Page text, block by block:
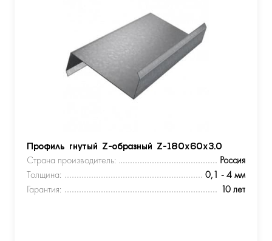
Профиль гнутый Z-образный Z-180х60х3.0
Страна производитель:
Россия
Толщина:
0,1 - 4 мм
Гарантия:
10 лет